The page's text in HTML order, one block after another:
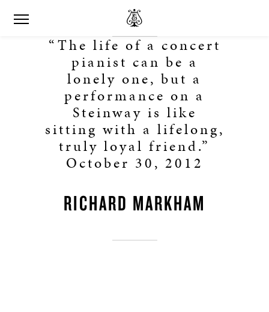
“The life of a concert
pianist can be a
lonely one, but a
performance on a
Steinway is like
sitting with a lifelong,
truly loyal friend.”
October 30, 2012
RICHARD MARKHAM